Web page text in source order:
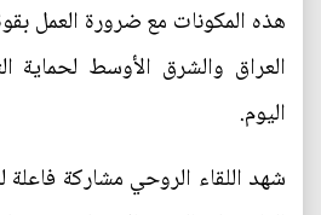
هذه المكونات مع ضرورة العمل
العراق والشرق الأوسط لحماية
اليوم.
شهد اللقاء الروحي مشاركة